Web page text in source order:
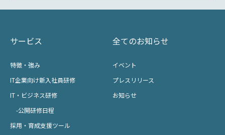
サービス
特徴・強み
IT企業向け新入社員研修
IT・ビジネス研修
-公開研修日程
採用・育成支援ツール
全てのお知らせ
イベント
プレスリリース
お知らせ